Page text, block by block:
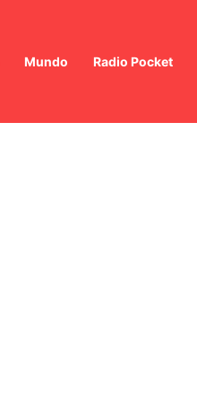
Mundo Radio Pocket